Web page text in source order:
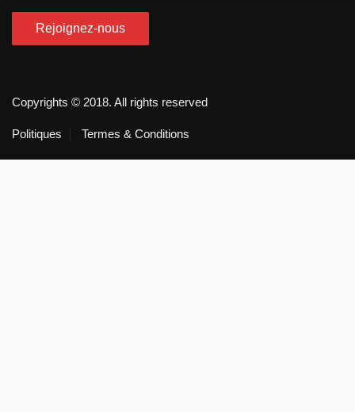
Copyrights © 2018. All rights reserved
Politiques Termes & Conditions